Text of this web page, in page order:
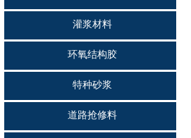
灌浆材料
环氧结构胶
特种砂浆
道路抢修料